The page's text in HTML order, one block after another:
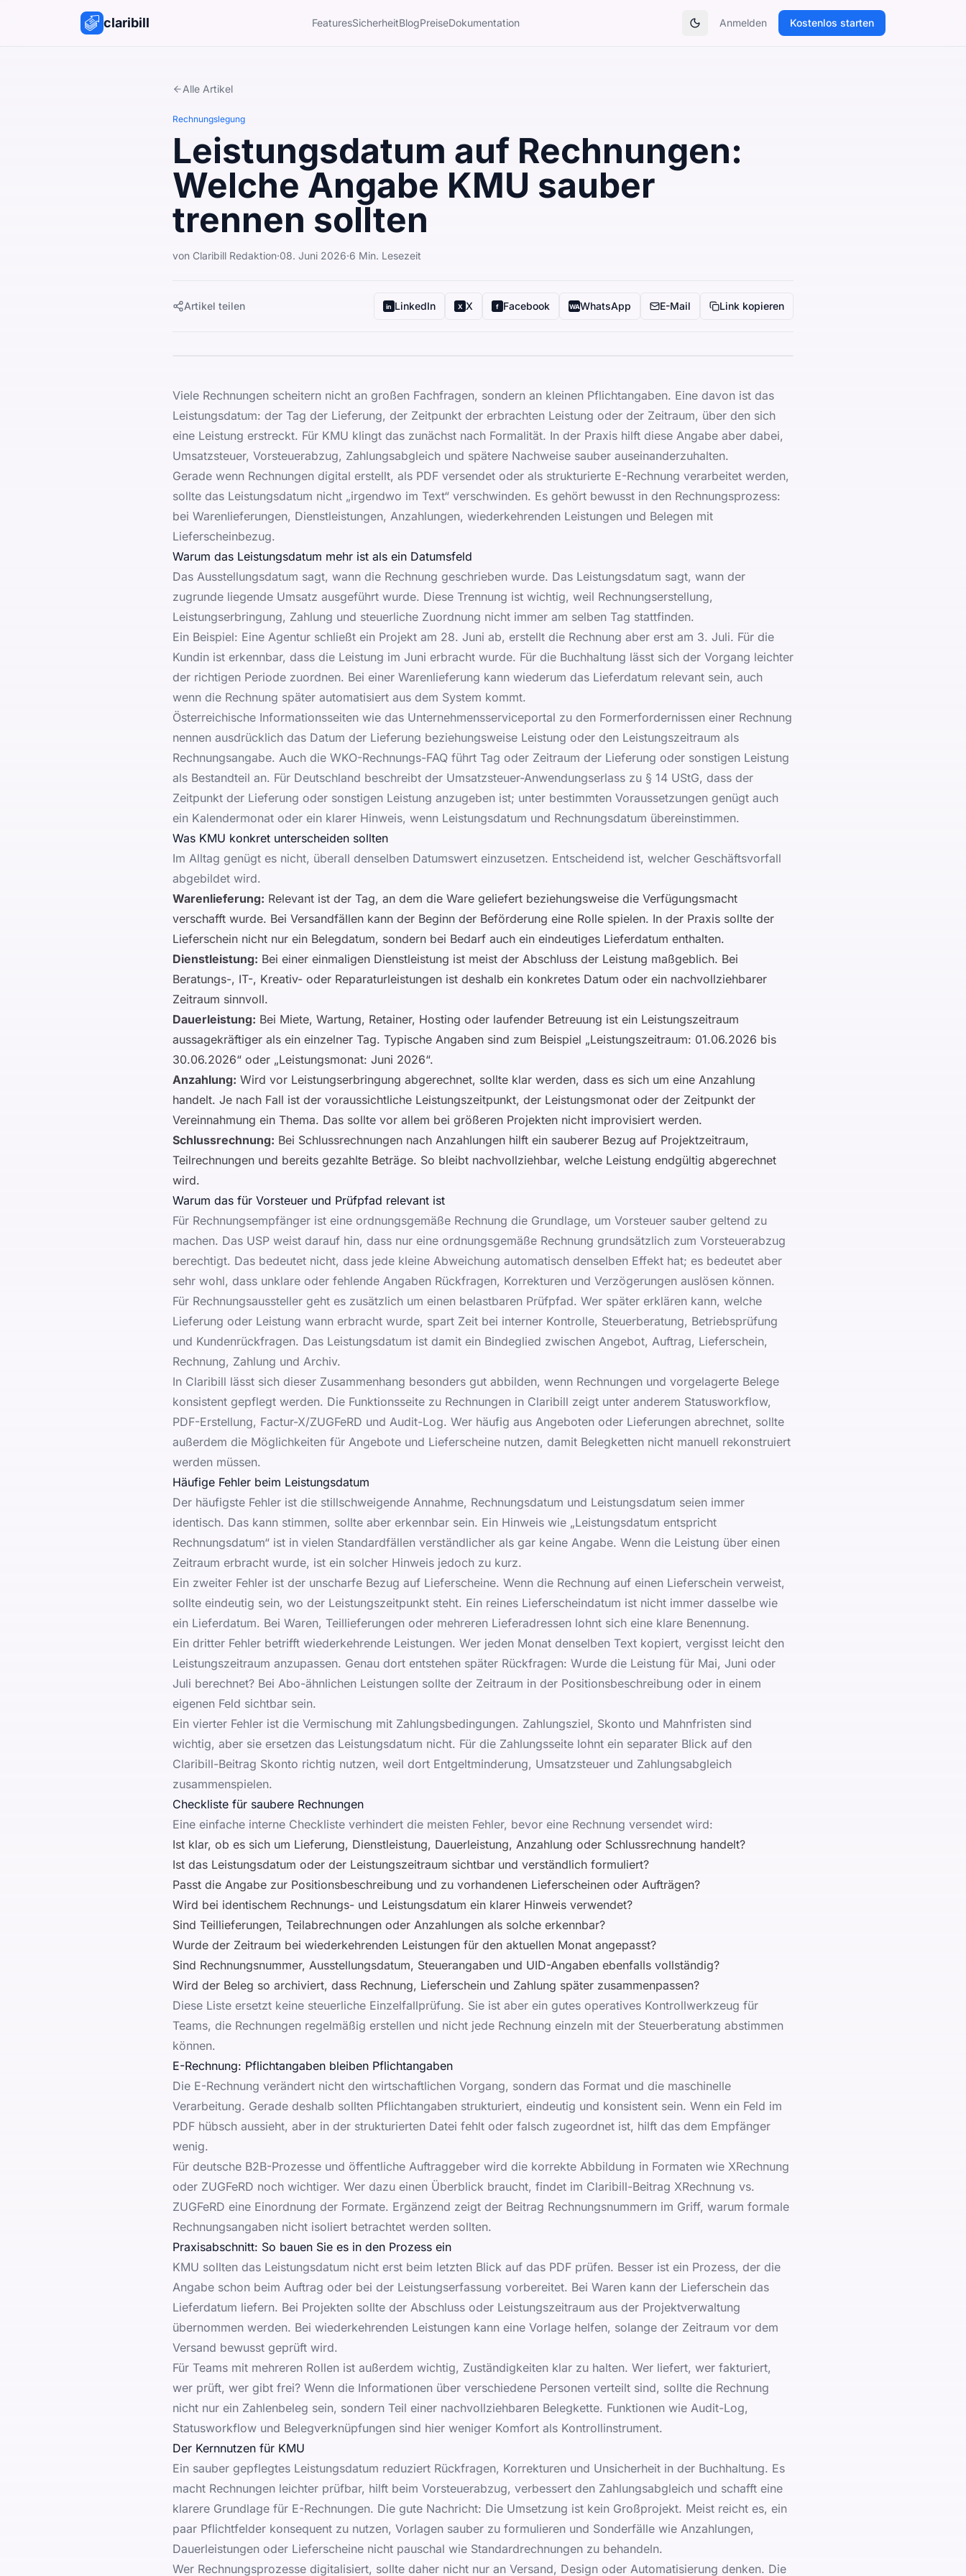
claribill FeaturesSicherheitBlogPreiseDokumentation Theme umschalten
Anmelden Kostenlos starten
Alle Artikel
Rechnungslegung
Leistungsdatum auf Rechnungen:
Welche Angabe KMU sauber
trennen sollten
von Claribill Redaktion·08. Juni 2026·6 Min. Lesezeit
Artikel teilen in LinkedIn X X f Facebook WAWhatsApp E-Mail Link kopieren
Viele Rechnungen scheitern nicht an großen Fachfragen, sondern an kleinen Pflichtangaben. Eine davon ist das
Leistungsdatum: der Tag der Lieferung, der Zeitpunkt der erbrachten Leistung oder der Zeitraum, über den sich
eine Leistung erstreckt. Für KMU klingt das zunächst nach Formalität. In der Praxis hilft diese Angabe aber dabei,
Umsatzsteuer, Vorsteuerabzug, Zahlungsabgleich und spätere Nachweise sauber auseinanderzuhalten.
Gerade wenn Rechnungen digital erstellt, als PDF versendet oder als strukturierte E-Rechnung verarbeitet werden,
sollte das Leistungsdatum nicht „irgendwo im Text“ verschwinden. Es gehört bewusst in den Rechnungsprozess:
bei Warenlieferungen, Dienstleistungen, Anzahlungen, wiederkehrenden Leistungen und Belegen mit
Lieferscheinbezug.
Warum das Leistungsdatum mehr ist als ein Datumsfeld
Das Ausstellungsdatum sagt, wann die Rechnung geschrieben wurde. Das Leistungsdatum sagt, wann der
zugrunde liegende Umsatz ausgeführt wurde. Diese Trennung ist wichtig, weil Rechnungserstellung,
Leistungserbringung, Zahlung und steuerliche Zuordnung nicht immer am selben Tag stattfinden.
Ein Beispiel: Eine Agentur schließt ein Projekt am 28. Juni ab, erstellt die Rechnung aber erst am 3. Juli. Für die
Kundin ist erkennbar, dass die Leistung im Juni erbracht wurde. Für die Buchhaltung lässt sich der Vorgang leichter
der richtigen Periode zuordnen. Bei einer Warenlieferung kann wiederum das Lieferdatum relevant sein, auch
wenn die Rechnung später automatisiert aus dem System kommt.
Österreichische Informationsseiten wie das Unternehmensserviceportal zu den Formerfordernissen einer Rechnung
nennen ausdrücklich das Datum der Lieferung beziehungsweise Leistung oder den Leistungszeitraum als
Rechnungsangabe. Auch die WKO-Rechnungs-FAQ führt Tag oder Zeitraum der Lieferung oder sonstigen Leistung
als Bestandteil an. Für Deutschland beschreibt der Umsatzsteuer-Anwendungserlass zu § 14 UStG, dass der
Zeitpunkt der Lieferung oder sonstigen Leistung anzugeben ist; unter bestimmten Voraussetzungen genügt auch
ein Kalendermonat oder ein klarer Hinweis, wenn Leistungsdatum und Rechnungsdatum übereinstimmen.
Was KMU konkret unterscheiden sollten
Im Alltag genügt es nicht, überall denselben Datumswert einzusetzen. Entscheidend ist, welcher Geschäftsvorfall
abgebildet wird.
Warenlieferung: Relevant ist der Tag, an dem die Ware geliefert beziehungsweise die Verfügungsmacht
verschafft wurde. Bei Versandfällen kann der Beginn der Beförderung eine Rolle spielen. In der Praxis sollte der
Lieferschein nicht nur ein Belegdatum, sondern bei Bedarf auch ein eindeutiges Lieferdatum enthalten.
Dienstleistung: Bei einer einmaligen Dienstleistung ist meist der Abschluss der Leistung maßgeblich. Bei
Beratungs-, IT-, Kreativ- oder Reparaturleistungen ist deshalb ein konkretes Datum oder ein nachvollziehbarer
Zeitraum sinnvoll.
Dauerleistung: Bei Miete, Wartung, Retainer, Hosting oder laufender Betreuung ist ein Leistungszeitraum
aussagekräftiger als ein einzelner Tag. Typische Angaben sind zum Beispiel „Leistungszeitraum: 01.06.2026 bis
30.06.2026“ oder „Leistungsmonat: Juni 2026“.
Anzahlung: Wird vor Leistungserbringung abgerechnet, sollte klar werden, dass es sich um eine Anzahlung
handelt. Je nach Fall ist der voraussichtliche Leistungszeitpunkt, der Leistungsmonat oder der Zeitpunkt der
Vereinnahmung ein Thema. Das sollte vor allem bei größeren Projekten nicht improvisiert werden.
Schlussrechnung: Bei Schlussrechnungen nach Anzahlungen hilft ein sauberer Bezug auf Projektzeitraum,
Teilrechnungen und bereits gezahlte Beträge. So bleibt nachvollziehbar, welche Leistung endgültig abgerechnet
wird.
Warum das für Vorsteuer und Prüfpfad relevant ist
Für Rechnungsempfänger ist eine ordnungsgemäße Rechnung die Grundlage, um Vorsteuer sauber geltend zu
machen. Das USP weist darauf hin, dass nur eine ordnungsgemäße Rechnung grundsätzlich zum Vorsteuerabzug
berechtigt. Das bedeutet nicht, dass jede kleine Abweichung automatisch denselben Effekt hat; es bedeutet aber
sehr wohl, dass unklare oder fehlende Angaben Rückfragen, Korrekturen und Verzögerungen auslösen können.
Für Rechnungsaussteller geht es zusätzlich um einen belastbaren Prüfpfad. Wer später erklären kann, welche
Lieferung oder Leistung wann erbracht wurde, spart Zeit bei interner Kontrolle, Steuerberatung, Betriebsprüfung
und Kundenrückfragen. Das Leistungsdatum ist damit ein Bindeglied zwischen Angebot, Auftrag, Lieferschein,
Rechnung, Zahlung und Archiv.
In Claribill lässt sich dieser Zusammenhang besonders gut abbilden, wenn Rechnungen und vorgelagerte Belege
konsistent gepflegt werden. Die Funktionsseite zu Rechnungen in Claribill zeigt unter anderem Statusworkflow,
PDF-Erstellung, Factur-X/ZUGFeRD und Audit-Log. Wer häufig aus Angeboten oder Lieferungen abrechnet, sollte
außerdem die Möglichkeiten für Angebote und Lieferscheine nutzen, damit Belegketten nicht manuell rekonstruiert
werden müssen.
Häufige Fehler beim Leistungsdatum
Der häufigste Fehler ist die stillschweigende Annahme, Rechnungsdatum und Leistungsdatum seien immer
identisch. Das kann stimmen, sollte aber erkennbar sein. Ein Hinweis wie „Leistungsdatum entspricht
Rechnungsdatum“ ist in vielen Standardfällen verständlicher als gar keine Angabe. Wenn die Leistung über einen
Zeitraum erbracht wurde, ist ein solcher Hinweis jedoch zu kurz.
Ein zweiter Fehler ist der unscharfe Bezug auf Lieferscheine. Wenn die Rechnung auf einen Lieferschein verweist,
sollte eindeutig sein, wo der Leistungszeitpunkt steht. Ein reines Lieferscheindatum ist nicht immer dasselbe wie
ein Lieferdatum. Bei Waren, Teillieferungen oder mehreren Lieferadressen lohnt sich eine klare Benennung.
Ein dritter Fehler betrifft wiederkehrende Leistungen. Wer jeden Monat denselben Text kopiert, vergisst leicht den
Leistungszeitraum anzupassen. Genau dort entstehen später Rückfragen: Wurde die Leistung für Mai, Juni oder
Juli berechnet? Bei Abo-ähnlichen Leistungen sollte der Zeitraum in der Positionsbeschreibung oder in einem
eigenen Feld sichtbar sein.
Ein vierter Fehler ist die Vermischung mit Zahlungsbedingungen. Zahlungsziel, Skonto und Mahnfristen sind
wichtig, aber sie ersetzen das Leistungsdatum nicht. Für die Zahlungsseite lohnt ein separater Blick auf den
Claribill-Beitrag Skonto richtig nutzen, weil dort Entgeltminderung, Umsatzsteuer und Zahlungsabgleich
zusammenspielen.
Checkliste für saubere Rechnungen
Eine einfache interne Checkliste verhindert die meisten Fehler, bevor eine Rechnung versendet wird:
Ist klar, ob es sich um Lieferung, Dienstleistung, Dauerleistung, Anzahlung oder Schlussrechnung handelt?
Ist das Leistungsdatum oder der Leistungszeitraum sichtbar und verständlich formuliert?
Passt die Angabe zur Positionsbeschreibung und zu vorhandenen Lieferscheinen oder Aufträgen?
Wird bei identischem Rechnungs- und Leistungsdatum ein klarer Hinweis verwendet?
Sind Teillieferungen, Teilabrechnungen oder Anzahlungen als solche erkennbar?
Wurde der Zeitraum bei wiederkehrenden Leistungen für den aktuellen Monat angepasst?
Sind Rechnungsnummer, Ausstellungsdatum, Steuerangaben und UID-Angaben ebenfalls vollständig?
Wird der Beleg so archiviert, dass Rechnung, Lieferschein und Zahlung später zusammenpassen?
Diese Liste ersetzt keine steuerliche Einzelfallprüfung. Sie ist aber ein gutes operatives Kontrollwerkzeug für
Teams, die Rechnungen regelmäßig erstellen und nicht jede Rechnung einzeln mit der Steuerberatung abstimmen
können.
E-Rechnung: Pflichtangaben bleiben Pflichtangaben
Die E-Rechnung verändert nicht den wirtschaftlichen Vorgang, sondern das Format und die maschinelle
Verarbeitung. Gerade deshalb sollten Pflichtangaben strukturiert, eindeutig und konsistent sein. Wenn ein Feld im
PDF hübsch aussieht, aber in der strukturierten Datei fehlt oder falsch zugeordnet ist, hilft das dem Empfänger
wenig.
Für deutsche B2B-Prozesse und öffentliche Auftraggeber wird die korrekte Abbildung in Formaten wie XRechnung
oder ZUGFeRD noch wichtiger. Wer dazu einen Überblick braucht, findet im Claribill-Beitrag XRechnung vs.
ZUGFeRD eine Einordnung der Formate. Ergänzend zeigt der Beitrag Rechnungsnummern im Griff, warum formale
Rechnungsangaben nicht isoliert betrachtet werden sollten.
Praxisabschnitt: So bauen Sie es in den Prozess ein
KMU sollten das Leistungsdatum nicht erst beim letzten Blick auf das PDF prüfen. Besser ist ein Prozess, der die
Angabe schon beim Auftrag oder bei der Leistungserfassung vorbereitet. Bei Waren kann der Lieferschein das
Lieferdatum liefern. Bei Projekten sollte der Abschluss oder Leistungszeitraum aus der Projektverwaltung
übernommen werden. Bei wiederkehrenden Leistungen kann eine Vorlage helfen, solange der Zeitraum vor dem
Versand bewusst geprüft wird.
Für Teams mit mehreren Rollen ist außerdem wichtig, Zuständigkeiten klar zu halten. Wer liefert, wer fakturiert,
wer prüft, wer gibt frei? Wenn die Informationen über verschiedene Personen verteilt sind, sollte die Rechnung
nicht nur ein Zahlenbeleg sein, sondern Teil einer nachvollziehbaren Belegkette. Funktionen wie Audit-Log,
Statusworkflow und Belegverknüpfungen sind hier weniger Komfort als Kontrollinstrument.
Der Kernnutzen für KMU
Ein sauber gepflegtes Leistungsdatum reduziert Rückfragen, Korrekturen und Unsicherheit in der Buchhaltung. Es
macht Rechnungen leichter prüfbar, hilft beim Vorsteuerabzug, verbessert den Zahlungsabgleich und schafft eine
klarere Grundlage für E-Rechnungen. Die gute Nachricht: Die Umsetzung ist kein Großprojekt. Meist reicht es, ein
paar Pflichtfelder konsequent zu nutzen, Vorlagen sauber zu formulieren und Sonderfälle wie Anzahlungen,
Dauerleistungen oder Lieferscheine nicht pauschal wie Standardrechnungen zu behandeln.
Wer Rechnungsprozesse digitalisiert, sollte daher nicht nur an Versand, Design oder Automatisierung denken. Die